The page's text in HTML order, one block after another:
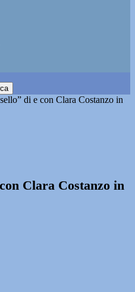
di e con Clara Costanzo in
Clara Costanzo in